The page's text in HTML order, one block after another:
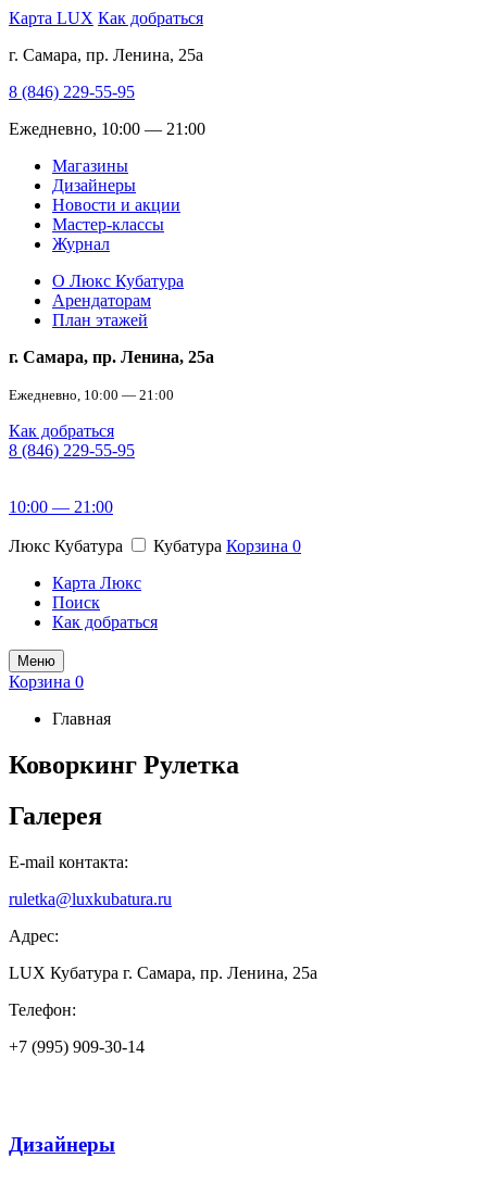
Карта LUX Как добраться
г. Самара, пр. Ленина, 25а
8 (846) 229-55-95
Ежедневно, 10:00 — 21:00
Магазины
Дизайнеры
Новости и акции
Мастер-классы
Журнал
О Люкс Кубатура
Арендаторам
План этажей
г. Самара, пр. Ленина, 25а
Ежедневно, 10:00 — 21:00
Как добраться
8 (846) 229-55-95
10:00 — 21:00
Люкс Кубатура Кубатура Корзина 0
Карта Люкс
Поиск
Как добраться
Меню
Корзина 0
Главная
Коворкинг Рулетка
Галерея
E-mail контакта:
ruletka@luxkubatura.ru
Адрес:
LUX Кубатура г. Самара, пр. Ленина, 25а
Телефон:
+7 (995) 909-30-14
Дизайнеры